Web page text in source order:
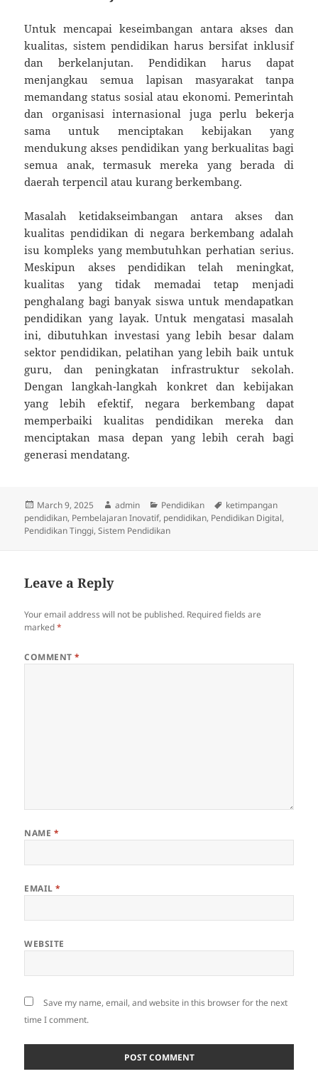
Untuk mencapai keseimbangan antara akses dan
kualitas, sistem pendidikan harus bersifat inklusif
dan berkelanjutan. Pendidikan harus dapat
menjangkau semua lapisan masyarakat tanpa
memandang status sosial atau ekonomi. Pemerintah
dan organisasi internasional juga perlu bekerja
sama untuk menciptakan kebijakan yang
mendukung akses pendidikan yang berkualitas bagi
semua anak, termasuk mereka yang berada di
daerah terpencil atau kurang berkembang.
Masalah ketidakseimbangan antara akses dan
kualitas pendidikan di negara berkembang adalah
isu kompleks yang membutuhkan perhatian serius.
Meskipun akses pendidikan telah meningkat,
kualitas yang tidak memadai tetap menjadi
penghalang bagi banyak siswa untuk mendapatkan
pendidikan yang layak. Untuk mengatasi masalah
ini, dibutuhkan investasi yang lebih besar dalam
sektor pendidikan, pelatihan yang lebih baik untuk
guru, dan peningkatan infrastruktur sekolah.
Dengan langkah-langkah konkret dan kebijakan
yang lebih efektif, negara berkembang dapat
memperbaiki kualitas pendidikan mereka dan
menciptakan masa depan yang lebih cerah bagi
generasi mendatang.
Posted
on
March 9, 2025 Author
admin Categories
Pendidikan Tags
ketimpangan
pendidikan, Pembelajaran Inovatif, pendidikan, Pendidikan Digital,
Pendidikan Tinggi,Sistem Pendidikan
Leave a Reply
Your email address will not be published. Required fields are
marked*
COMMENT*
NAME *
EMAIL*
WEBSITE
Save my name, email, and website in this browser for the next
time I comment.